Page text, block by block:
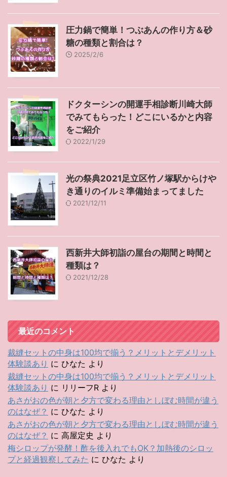
圧力鍋で簡単！つぶあんの作り方＆砂
糖の種類と割合は？
2025/2/6
ドクターシンの開運手相診断川崎大師
でみてもらった！どこにいるかと内容
をご紹介
2022/1/29
光の祭典2021足立区竹ノ塚駅からけや
き通りのイルミ準備始まってました
2021/12/11
西新井大師初詣の屋台の期間と時間と
種類は？
2021/12/28
最近のコメント
裁縫セットの中身は100均で揃う？メリットとデメリット
体験談あり に ひなた より
裁縫セットの中身は100均で揃う？メリットとデメリット
体験談あり に リリーフR より
あさがおの色が朝と夕方で変わる理由としぼむ時間が違う
のはなぜ？ に ひなた より
あさがおの色が朝と夕方で変わる理由としぼむ時間が違う
のはなぜ？ に 高屋定史 より
梅シロップが発酵！酢を後入れでもOK？加熱後のシロッ
プと経過観察してみた に ひなた より